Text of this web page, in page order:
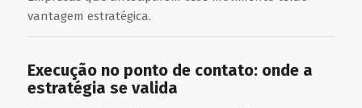
vantagem estratégica.
Execução no ponto de contato: onde a
estratégia se valida